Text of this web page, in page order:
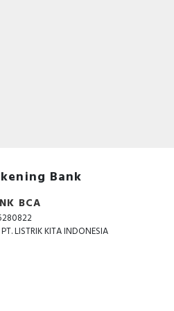
Bank
BCA
LISTRIK KITA INDONESIA